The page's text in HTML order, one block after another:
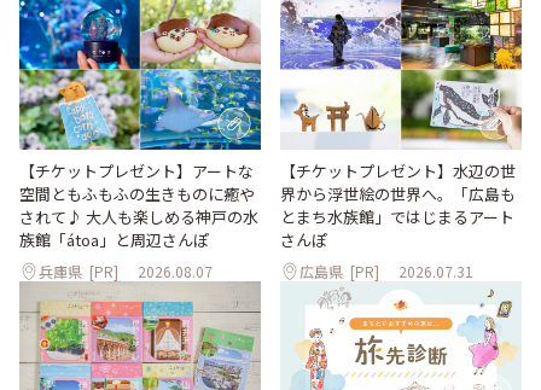
【チケットプレゼント】アートな
空間ともふもふの生きものに癒や
されて♪ 大人も楽しめる神戸の水
族館「átoa」と周辺さんぽ
兵庫県 [PR] 2026.08.07
【チケットプレゼント】水辺の世
界から浮世絵の世界へ。「広島も
とまち水族館」ではじまるアート
さんぽ
広島県 [PR] 2026.07.31